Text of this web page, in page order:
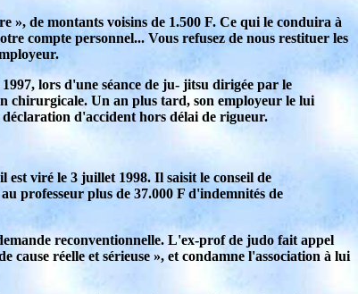
», de montants voisins de 1.500 F. Ce qui le conduira à
compte personnel... Vous refusez de nous restituer les
lors d'une séance de ju- jitsu dirigée par le
chirurgicale. Un an plus tard, son employeur le lui
d'accident hors délai de rigueur.
viré le 3 juillet 1998. Il saisit le conseil de
professeur plus de 37.000 F d'indemnités de
reconventionnelle. L'ex-prof de judo fait appel
réelle et sérieuse », et condamne l'association à lui